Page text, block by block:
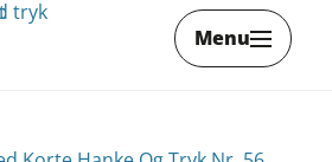
Menu